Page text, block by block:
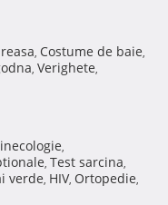
, Costume de baie,
, Verighete,
,
, Test sarcina,
verde, HIV, Ortopedie,